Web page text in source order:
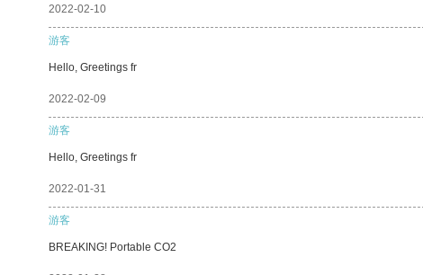
2022-02-10
游客
Hello, Greetings fr
2022-02-09
游客
Hello, Greetings fr
2022-01-31
游客
BREAKING! Portable CO2